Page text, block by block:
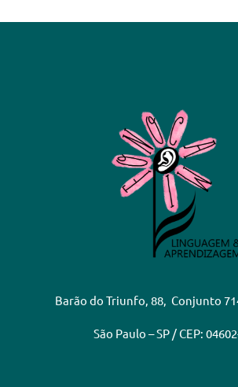
Barão do Triunfo, 88, Conjunto
São Paulo – SP / CEP: